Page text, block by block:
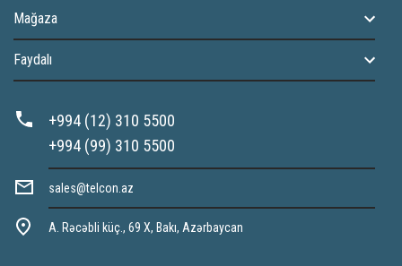
Mağaza
Faydalı
+994 (12) 310 5500
+994 (99) 310 5500
sales@telcon.az
A. Rəcəbli küç., 69 X, Bakı, Azərbaycan